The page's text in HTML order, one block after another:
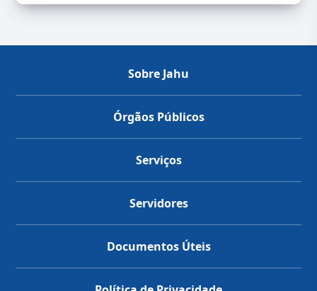
Sobre Jahu
Órgãos Públicos
Serviços
Servidores
Documentos Úteis